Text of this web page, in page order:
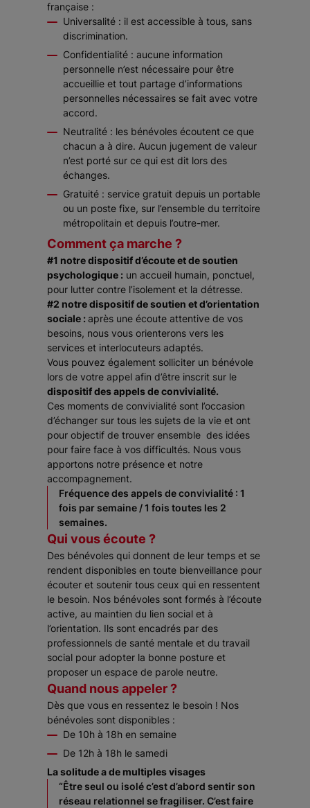
française :
Universalité : il est accessible à tous, sans
discrimination.
Confidentialité : aucune information
personnelle n’est nécessaire pour être
accueillie et tout partage d’informations
personnelles nécessaires se fait avec votre
accord.
Neutralité : les bénévoles écoutent ce que
chacun a à dire. Aucun jugement de valeur
n’est porté sur ce qui est dit lors des
échanges.
Gratuité : service gratuit depuis un portable
ou un poste fixe, sur l’ensemble du territoire
métropolitain et depuis l’outre-mer.
Comment ça marche ?
#1 notre dispositif d’écoute et de soutien
psychologique : un accueil humain, ponctuel,
pour lutter contre l’isolement et la détresse.
#2 notre dispositif de soutien et d’orientation
sociale :après une écoute attentive de vos
besoins, nous vous orienterons vers les
services et interlocuteurs adaptés.
Vous pouvez également solliciter un bénévole
lors de votre appel afin d’être inscrit sur le
dispositif des appels de convivialité.
Ces moments de convivialité sont l’occasion
d’échanger sur tous les sujets de la vie et ont
pour objectif de trouver ensemble des idées
pour faire face à vos difficultés. Nous vous
apportons notre présence et notre
accompagnement.
Fréquence des appels de convivialité : 1
fois par semaine / 1 fois toutes les 2
semaines.
Qui vous écoute ?
Des bénévoles qui donnent de leur temps et se
rendent disponibles en toute bienveillance pour
écouter et soutenir tous ceux qui en ressentent
le besoin. Nos bénévoles sont formés à l’écoute
active, au maintien du lien social et à
l’orientation. Ils sont encadrés par des
professionnels de santé mentale et du travail
social pour adopter la bonne posture et
proposer un espace de parole neutre.
Quand nous appeler ?
Dès que vous en ressentez le besoin ! Nos
bénévoles sont disponibles :
De 10h à 18h en semaine
De 12h à 18h le samedi
La solitude a de multiples visages
“Être seul ou isolé c’est d’abord sentir son
réseau relationnel se fragiliser. C’est faire